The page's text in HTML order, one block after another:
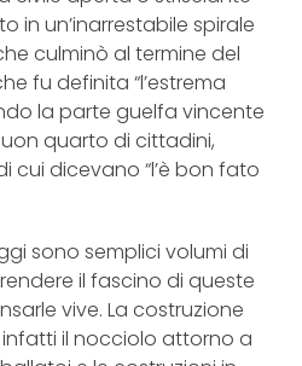
in un’inarrestabile spirale
culminò al termine del
fu definita “l’estrema
la parte guelfa vincente
quarto di cittadini,
cui dicevano “l’è bon fato
sono semplici volumi di
il fascino di queste
vive. La costruzione
il nocciolo attorno a